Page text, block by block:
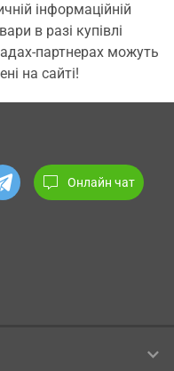
інформаційній
в разі купівлі
партнерах можуть
на сайті!
Онлайн чат